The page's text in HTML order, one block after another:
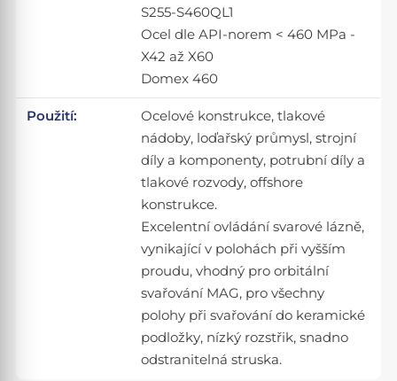
S255-S460QL1
Ocel dle API-norem < 460 MPa -
X42 až X60
Domex 460
Použití:
Ocelové konstrukce, tlakové
nádoby, loďařský průmysl, strojní
díly a komponenty, potrubní díly a
tlakové rozvody, offshore
konstrukce.
Excelentní ovládání svarové lázně,
vynikající v polohách při vyšším
proudu, vhodný pro orbitální
svařování MAG, pro všechny
polohy při svařování do keramické
podložky, nízký rozstřik, snadno
odstranitelná struska.